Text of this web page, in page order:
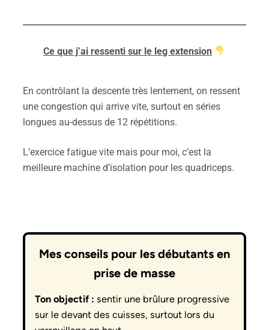
Ce que j’ai ressenti sur le leg extension
En contrôlant la descente très lentement, on ressent
une congestion qui arrive vite, surtout en séries
longues au-dessus de 12 répétitions.
L’exercice fatigue vite mais pour moi, c’est la
meilleure machine d’isolation pour les quadriceps.
Mes conseils pour les débutants en
prise de masse
Ton objectif : sentir une brûlure progressive
sur le devant des cuisses, surtout lors du